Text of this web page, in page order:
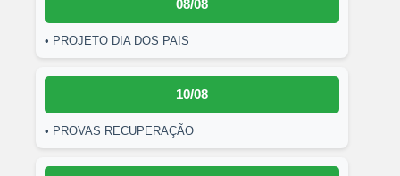
08/08
• PROJETO DIA DOS PAIS
10/08
• PROVAS RECUPERAÇÃO